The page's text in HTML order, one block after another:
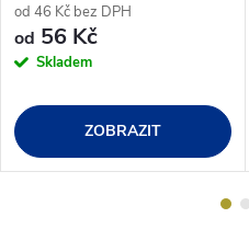
od 46 Kč bez DPH
od 56 Kč
Skladem
ZOBRAZIT